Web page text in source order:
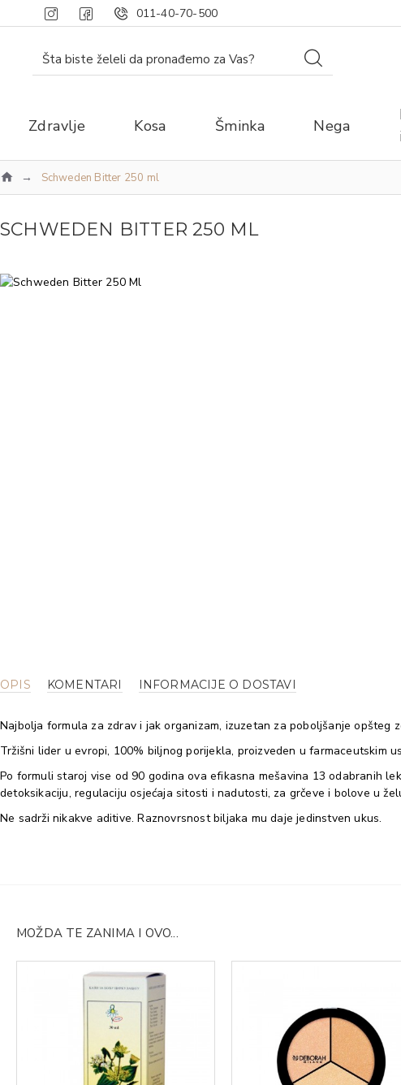
011-40-70-500
Zdravlje Kosa Šminka Nega
Schweden Bitter 250 ml
SCHWEDEN BITTER 250 ML
OPIS KOMENTARI INFORMACIJE O DOSTAVI
Najbolja formula za zdrav i jak organizam, izuzetan za poboljšanje opšteg
Tržišni lider u evropi, 100% biljnog porijekla, proizveden u farmaceutskim
Po formuli staroj vise od 90 godina ova efikasna mešavina 13 odabranih
detoksikaciju, regulaciju osjećaja sitosti i nadutosti, za grčeve i bolove u
Ne sadrži nikakve aditive. Raznovrsnost biljaka mu daje jedinstven ukus.
MOŽDA TE ZANIMA I OVO...